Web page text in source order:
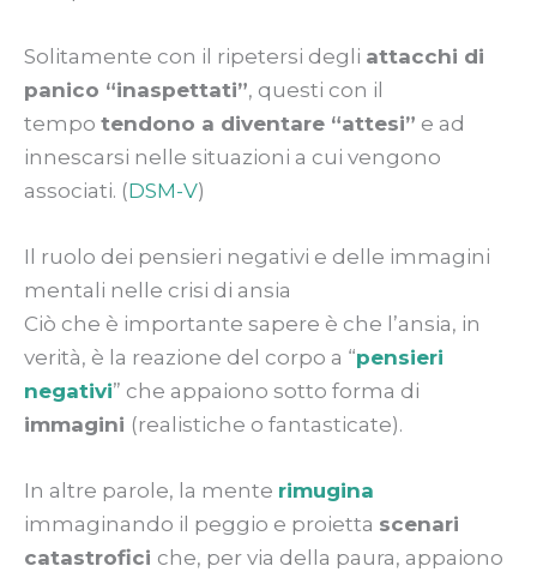
Solitamente con il ripetersi degli attacchi di
panico “inaspettati”, questi con il
tempo tendono a diventare “attesi” e ad
innescarsi nelle situazioni a cui vengono
associati. (DSM-V)
Il ruolo dei pensieri negativi e delle immagini
mentali nelle crisi di ansia
Ciò che è importante sapere è che l’ansia, in
verità, è la reazione del corpo a “pensieri
negativi” che appaiono sotto forma di
immagini (realistiche o fantasticate).
In altre parole, la mente rimugina
immaginando il peggio e proietta scenari
catastrofici che, per via della paura, appaiono